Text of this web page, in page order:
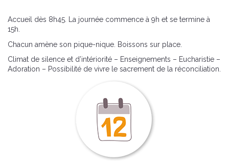
Accueil dès 8h45. La journée commence à 9h et se termine à
15h.
Chacun amène son pique-nique. Boissons sur place.
Climat de silence et d’intériorité – Enseignements – Eucharistie –
Adoration – Possibilité de vivre le sacrement de la réconciliation.